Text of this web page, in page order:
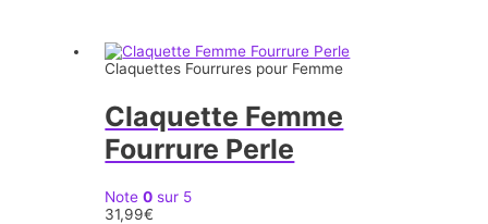
Claquettes Fourrures pour Femme
Claquette Femme
Fourrure Perle
Note0 sur 5
31,99€